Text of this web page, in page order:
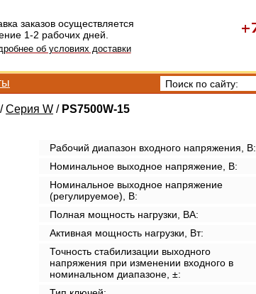
заказов осуществляется
1-2 рабочих дней.
об условиях доставки
/ Серия W / PS7500W-15
Рабочий диапазон входного напряжения, В:
Номинальное выходное напряжение, В:
Номинальное выходное напряжение
(регулируемое), В:
Полная мощность нагрузки, ВА:
Активная мощность нагрузки, Вт:
Точность стабилизации выходного
напряжения при изменении входного в
номинальном диапазоне, ±: